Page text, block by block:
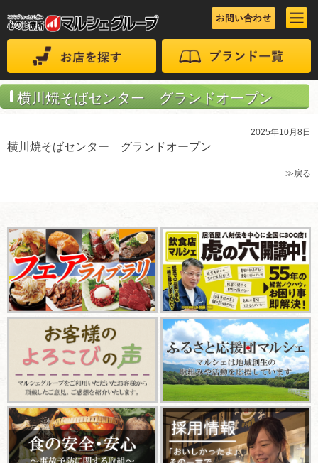
横川焼そばセンター グランドオープン
2025年10月8日
横川焼そばセンター グランドオープン
≫戻る